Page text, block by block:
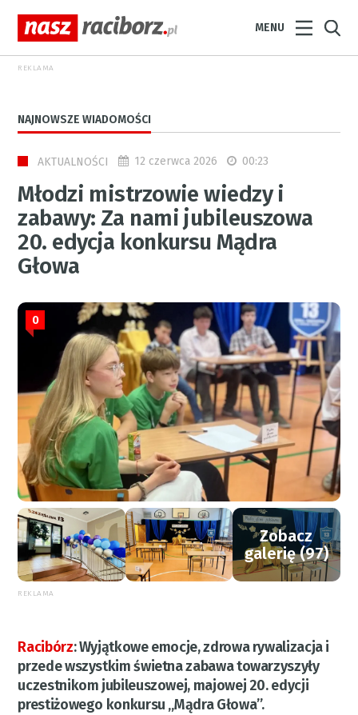
MENU
REKLAMA
NAJNOWSZE WIADOMOŚCI
AKTUALNOŚCI 12 czerwca 2026 00:23
Młodzi mistrzowie wiedzy i
zabawy: Za nami jubileuszowa
20. edycja konkursu Mądra
Głowa
0
Zobacz
galerię (97)
REKLAMA
Racibórz:Wyjątkowe emocje, zdrowa rywalizacja i
przede wszystkim świetna zabawa towarzyszyły
uczestnikom jubileuszowej, majowej 20. edycji
prestiżowego konkursu „Mądra Głowa”.